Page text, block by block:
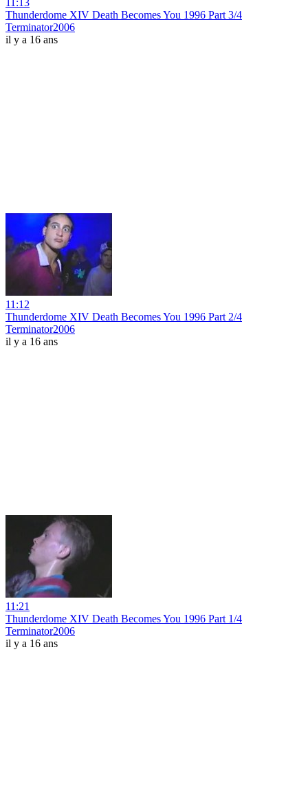
11:13
Thunderdome XIV Death Becomes You 1996 Part 3/4
Terminator2006
il y a 16 ans
11:12
Thunderdome XIV Death Becomes You 1996 Part 2/4
Terminator2006
il y a 16 ans
11:21
Thunderdome XIV Death Becomes You 1996 Part 1/4
Terminator2006
il y a 16 ans